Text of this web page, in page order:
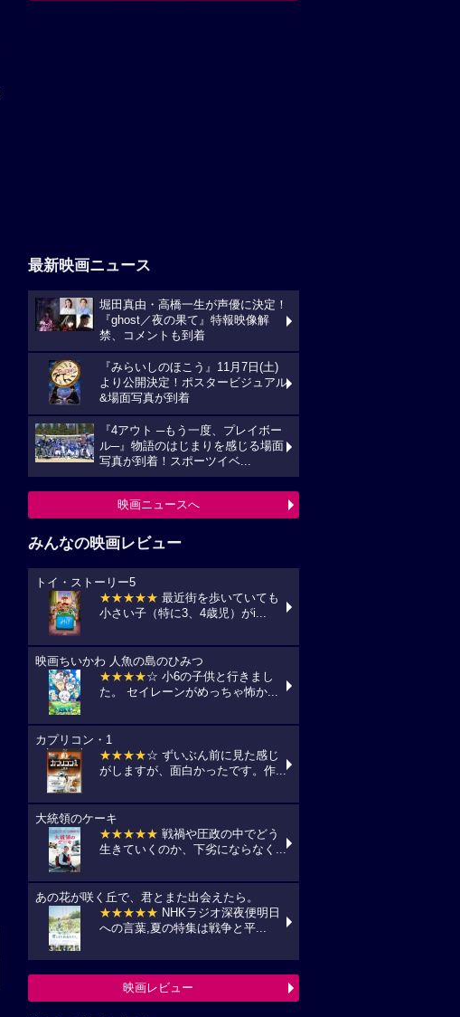
最新映画ニュース
堀田真由・高橋一生が声優に決定！
『ghost／夜の果て』特報映像解
禁、コメントも到着
『みらいしのほこう』11月7日(土)
より公開決定！ポスタービジュアル
&場面写真が到着
『4アウト ─もう一度、プレイボー
ル─』物語のはじまりを感じる場面
写真が到着！スポーツイベ...
映画ニュースへ
みんなの映画レビュー
トイ・ストーリー5
★★★★★ 最近街を歩いていても
小さい子（特に3、4歳児）がi...
映画ちいかわ 人魚の島のひみつ
★★★★☆ 小6の子供と行きまし
た。 セイレーンがめっちゃ怖か...
カプリコン・1
★★★★☆ ずいぶん前に見た感じ
がしますが、面白かったです。作...
大統領のケーキ
★★★★★ 戦禍や圧政の中でどう
生きていくのか、下劣にならなく...
あの花が咲く丘で、君とまた出会えたら。
★★★★★ NHKラジオ深夜便明日
への言葉,夏の特集は戦争と平...
映画レビュー